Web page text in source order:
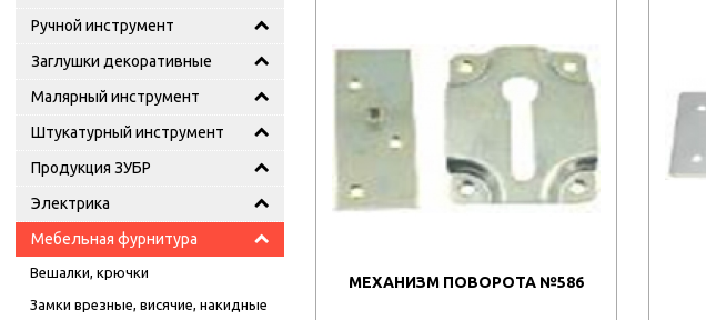
Ручной инструмент
Заглушки декоративные
Малярный инструмент
Штукатурный инструмент
Продукция ЗУБР
Электрика
Мебельная фурнитура
Вешалки, крючки
Замки врезные, висячие, накидные
МЕХАНИЗМ ПОВОРОТА №586